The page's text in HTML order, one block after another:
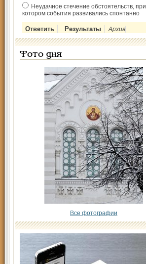
Неудачное стечение обстоятельств, при
котором события развивались спонтанно
Архив
Фото дня
Все фотографии